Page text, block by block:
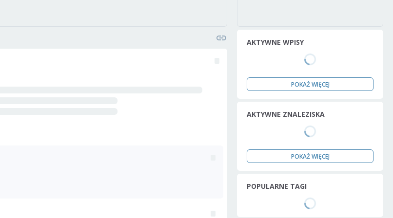
AKTYWNE WPISY
POKAŻ WIĘCEJ
AKTYWNE ZNALEZISKA
POKAŻ WIĘCEJ
POPULARNE TAGI